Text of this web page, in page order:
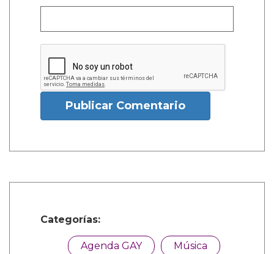
Publicar Comentario
Categorías:
Agenda GAY Música